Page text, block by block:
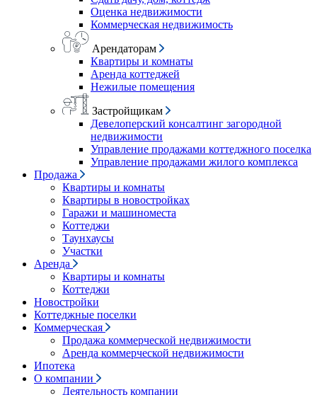
Оценка недвижимости
Коммерческая недвижимость
Арендаторам
Квартиры и комнаты
Аренда коттеджей
Нежилые помещения
Застройщикам
Девелоперский консалтинг загородной
недвижимости
Управление продажами коттеджного поселка
Управление продажами жилого комплекса
Продажа
Квартиры и комнаты
Квартиры в новостройках
Гаражи и машиноместа
Коттеджи
Таунхаусы
Участки
Аренда
Квартиры и комнаты
Коттеджи
Новостройки
Коттеджные поселки
Коммерческая
Продажа коммерческой недвижимости
Аренда коммерческой недвижимости
Ипотека
О компании
Деятельность компании